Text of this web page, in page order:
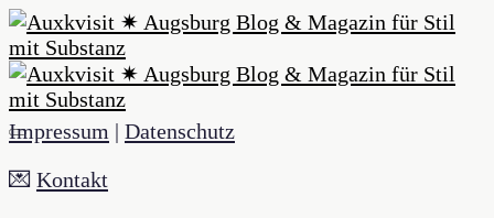
Impressum | Datenschutz
💌 Kontakt